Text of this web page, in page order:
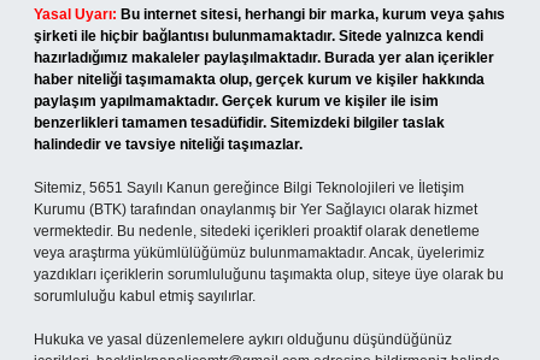
Yasal Uyarı: Bu internet sitesi, herhangi bir marka, kurum veya şahıs
şirketi ile hiçbir bağlantısı bulunmamaktadır. Sitede yalnızca kendi
hazırladığımız makaleler paylaşılmaktadır. Burada yer alan içerikler
haber niteliği taşımamakta olup, gerçek kurum ve kişiler hakkında
paylaşım yapılmamaktadır. Gerçek kurum ve kişiler ile isim
benzerlikleri tamamen tesadüfidir. Sitemizdeki bilgiler taslak
halindedir ve tavsiye niteliği taşımazlar.
Sitemiz, 5651 Sayılı Kanun gereğince Bilgi Teknolojileri ve İletişim
Kurumu (BTK) tarafından onaylanmış bir Yer Sağlayıcı olarak hizmet
vermektedir. Bu nedenle, sitedeki içerikleri proaktif olarak denetleme
veya araştırma yükümlülüğümüz bulunmamaktadır. Ancak, üyelerimiz
yazdıkları içeriklerin sorumluluğunu taşımakta olup, siteye üye olarak bu
sorumluluğu kabul etmiş sayılırlar.
Hukuka ve yasal düzenlemelere aykırı olduğunu düşündüğünüz